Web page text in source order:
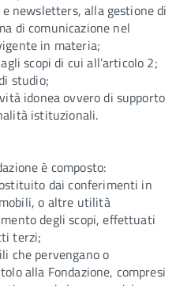
newsletters, alla gestione di
di comunicazione nel
in materia;
scopi di cui all’articolo 2;
studio;
idonea ovvero di supporto
istituzionali.
è composto:
dai conferimenti in
o altre utilità
degli scopi, effettuati
terzi;
che pervengano o
alla Fondazione, compresi